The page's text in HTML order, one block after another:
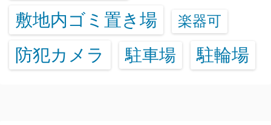
敷地内ゴミ置き場
楽器可
防犯カメラ 駐車場 駐輪場